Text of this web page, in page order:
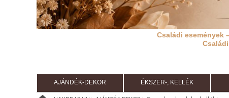
KEZDŐLAP
TÁJÉKOZTATÓ
regisztráció
információ
Családi események
AJÁNDÉK-DEKOR ÉKSZER-, KELLÉK